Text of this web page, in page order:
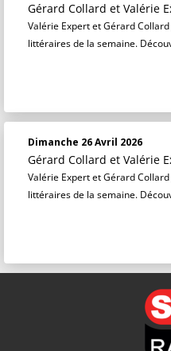
Gérard Collard et Valérie
Valérie Expert et Gérard
littéraires de la semaine.
Dimanche 26 Avril 2026
Gérard Collard et Valérie
Valérie Expert et Gérard
littéraires de la semaine.